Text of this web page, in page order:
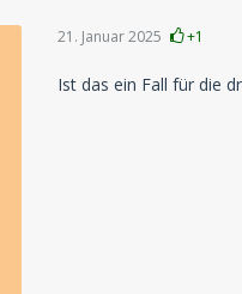
21. Januar 2025 +1
Ist das ein Fall für die